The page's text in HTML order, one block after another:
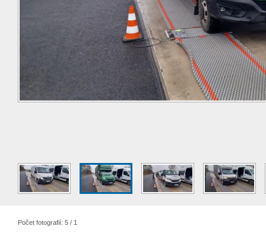
Počet fotografií: 5 / 1